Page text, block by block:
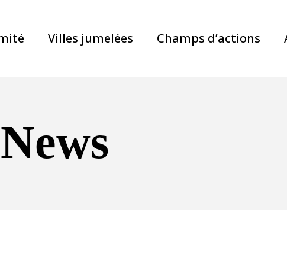
Villes jumelées Champs d’actions